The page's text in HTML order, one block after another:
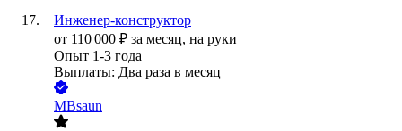
Инженер-конструктор
от 110 000 ₽ за месяц, на руки
Опыт 1-3 года
Выплаты: Два раза в месяц
MBsaun